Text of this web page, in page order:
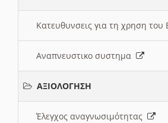
Κατευθυνσεις για τη χρηση του
Αναπνευστικο συστημα
ΑΞΙΟΛΟΓΗΣΗ
Έλεγχος αναγνωσιμότητας